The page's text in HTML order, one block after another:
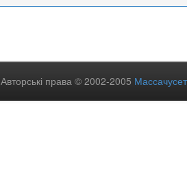
Авторські права © 2002-2005